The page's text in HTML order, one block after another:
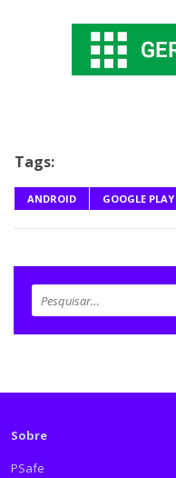
Tags:
ANDROID GOOGLE PLAY
Sobre
PSafe